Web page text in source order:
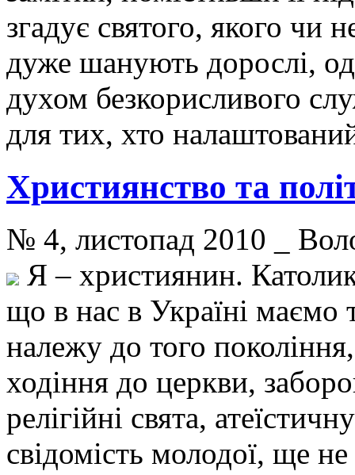
згадує святого, якого чи
дуже шанують дорослі,
духом безкорисливого
для тих, хто
Християнство та
№ 4, листопад 2010 _
Я – християнин.
що в нас в Україні маємо
належу до того
ходіння до церкви,
релігійні свята,
свідомість молодої, ще